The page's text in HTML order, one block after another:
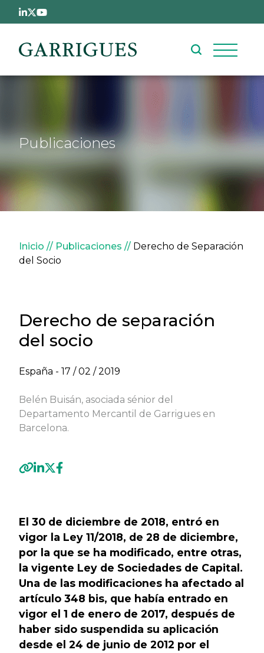
Pasar al contenido principal
Publicaciones
Sobrescribir enlaces de
Inicio Publicaciones
Derecho de Separación
del Socio
Derecho de separación
del socio
España - 17 / 02 / 2019
Belén Buisán, asociada sénior del
Departamento Mercantil de Garrigues en
Barcelona.
El 30 de diciembre de 2018, entró en
vigor la Ley 11/2018, de 28 de diciembre,
por la que se ha modificado, entre otras,
la vigente Ley de Sociedades de Capital.
Una de las modificaciones ha afectado al
artículo 348 bis, que había entrado en
vigor el 1 de enero de 2017, después de
haber sido suspendida su aplicación
desde el 24 de junio de 2012 por el